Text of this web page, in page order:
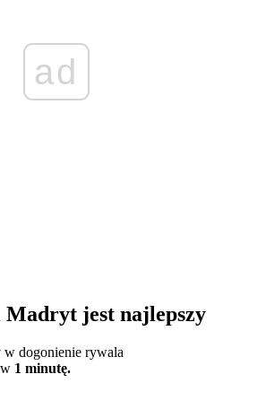
ad
jest najlepszy
w dogonienie rywala
1 minutę.